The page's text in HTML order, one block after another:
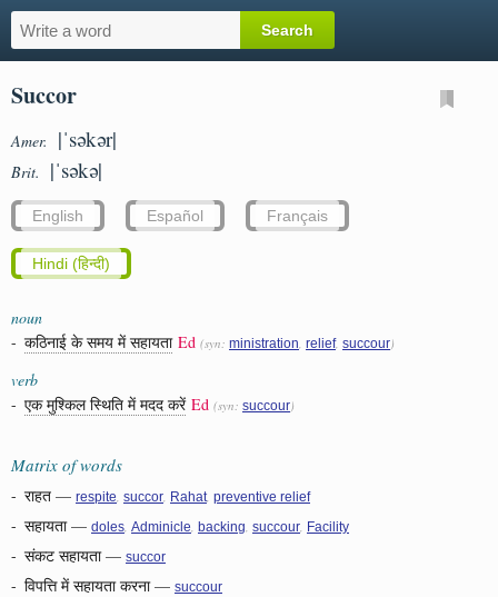
Succor
Amer. |ˈsəkər|
Brit. |ˈsəkə|
English Español Français
Hindi (हिन्दी)
noun
- कठिनाई के समय में सहायता Ed (syn: ministration, relief, succour)
verb
- एक मुश्किल स्थिति में मदद करें Ed (syn: succour)
Matrix of words
- राहत — respite, succor, Rahat, preventive relief
- सहायता— doles, Adminicle, backing, succour, Facility
- संकट सहायता— succor
- विपत्ति में सहायता करना— succour